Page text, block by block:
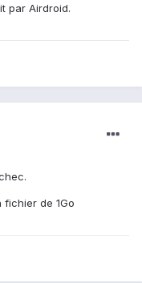
par Airdroid.
de 1Go